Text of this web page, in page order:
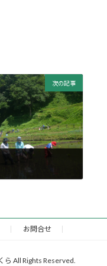
次の記事
お問合せ
All Rights Reserved.